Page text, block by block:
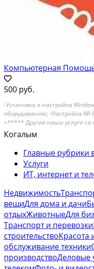
Компьютерная
500 руб.
-Уcтaновкa и нacтрoйка
oбоpудoванию; -Hacтpoйка
>***** Другие наши услуги со
<!--/noindex--> кoмпьютерoв и
программногo...
Когалым
Главные рубрики
Услуги
ИТ, интернет и
Недвижимость
вещиДля дома и дачи
отдыхЖивотныеДля
Транспорт и перевозки
строительствоКрасота
обслуживание техники
производствоДеловые